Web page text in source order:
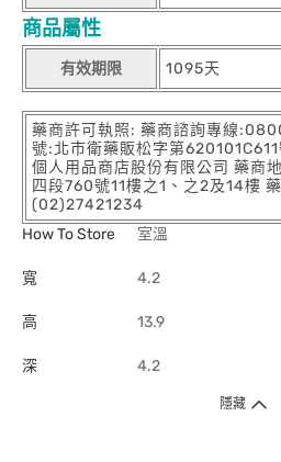
商品屬性
有效期限 1095天
藥商許可執照: 藥商諮詢專線
號:北市衛藥販松字第
個人用品商店股份有限公司 藥商
四段760號11樓之1、之2及14樓
(02)27421234
How To Store
室溫
寬 4.2
高 13.9
深 4.2
隱藏